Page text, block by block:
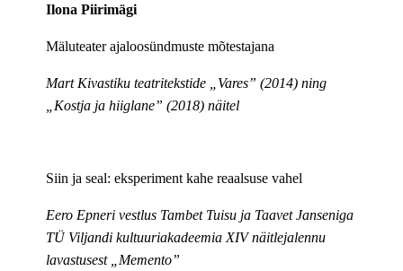
Ilona Piirimägi
Mäluteater ajaloosündmuste mõtestajana
Mart Kivastiku teatritekstide „Vares” (2014) ning
„Kostja ja hiiglane” (2018) näitel
Siin ja seal: eksperiment kahe reaalsuse vahel
Eero Epneri vestlus Tambet Tuisu ja Taavet Janseniga
TÜ Viljandi kultuuriakadeemia XIV näitlejalennu
lavastusest „Memento”